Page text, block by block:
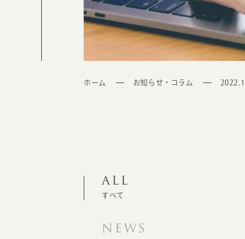
ホーム お知らせ・コラム
ALL
すべて
NEWS